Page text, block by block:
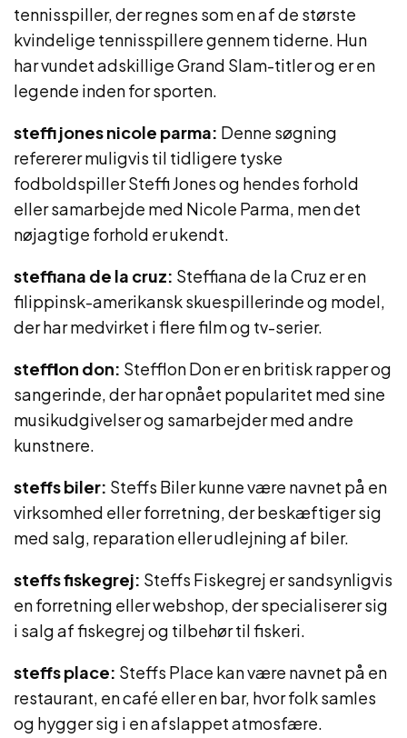
tennisspiller, der regnes som en af de største
kvindelige tennisspillere gennem tiderne. Hun
har vundet adskillige Grand Slam-titler og er en
legende inden for sporten.
steffi jones nicole parma: Denne søgning
refererer muligvis til tidligere tyske
fodboldspiller Steffi Jones og hendes forhold
eller samarbejde med Nicole Parma, men det
nøjagtige forhold er ukendt.
steffiana de la cruz: Steffiana de la Cruz er en
filippinsk-amerikansk skuespillerinde og model,
der har medvirket i flere film og tv-serier.
stefflon don: Stefflon Don er en britisk rapper og
sangerinde, der har opnået popularitet med sine
musikudgivelser og samarbejder med andre
kunstnere.
steffs biler: Steffs Biler kunne være navnet på en
virksomhed eller forretning, der beskæftiger sig
med salg, reparation eller udlejning af biler.
steffs fiskegrej: Steffs Fiskegrej er sandsynligvis
en forretning eller webshop, der specialiserer sig
i salg af fiskegrej og tilbehør til fiskeri.
steffs place: Steffs Place kan være navnet på en
restaurant, en café eller en bar, hvor folk samles
og hygger sig i en afslappet atmosfære.